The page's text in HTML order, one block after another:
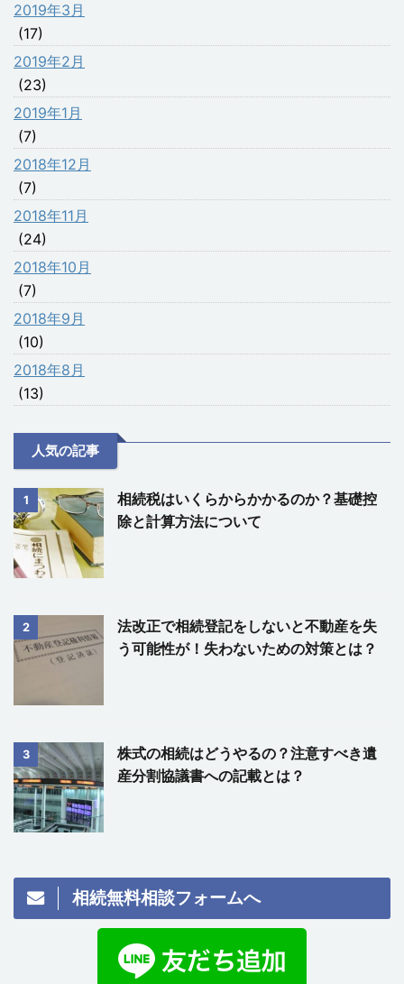
2019年3月
(17)
2019年2月
(23)
2019年1月
(7)
2018年12月
(7)
2018年11月
(24)
2018年10月
(7)
2018年9月
(10)
2018年8月
(13)
人気の記事
1
相続税はいくらからかかるのか？基礎控
除と計算方法について
2
法改正で相続登記をしないと不動産を失
う可能性が！失わないための対策とは？
3
株式の相続はどうやるの？注意すべき遺
産分割協議書への記載とは？
相続無料相談フォームへ